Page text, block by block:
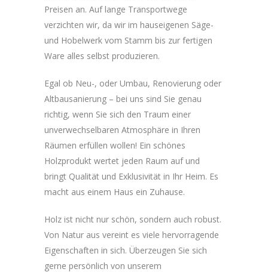
Preisen an. Auf lange Transportwege
verzichten wir, da wir im hauseigenen Säge-
und Hobelwerk vom Stamm bis zur fertigen
Ware alles selbst produzieren.
Egal ob Neu-, oder Umbau, Renovierung oder
Altbausanierung – bei uns sind Sie genau
richtig, wenn Sie sich den Traum einer
unverwechselbaren Atmosphäre in Ihren
Räumen erfüllen wollen! Ein schönes
Holzprodukt wertet jeden Raum auf und
bringt Qualität und Exklusivität in Ihr Heim. Es
macht aus einem Haus ein Zuhause.
Holz ist nicht nur schön, sondern auch robust.
Von Natur aus vereint es viele hervorragende
Eigenschaften in sich. Überzeugen Sie sich
gerne persönlich von unserem